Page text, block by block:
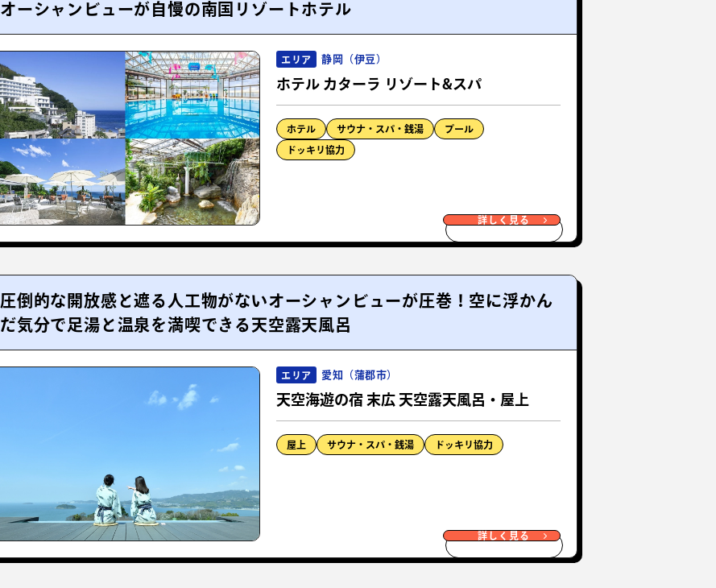
オーシャンビューが自慢の南国リゾートホテル
エリア 静岡（伊豆）
ホテル カターラ リゾート&スパ
ホテル サウナ・スパ・銭湯 プール
ドッキリ協力
詳しく見る
圧倒的な開放感と遮る人工物がないオーシャンビューが圧巻！空に浮かん
だ気分で足湯と温泉を満喫できる天空露天風呂
エリア 愛知（蒲郡市）
天空海遊の宿 末広 天空露天風呂・屋上
屋上 サウナ・スパ・銭湯 ドッキリ協力
詳しく見る